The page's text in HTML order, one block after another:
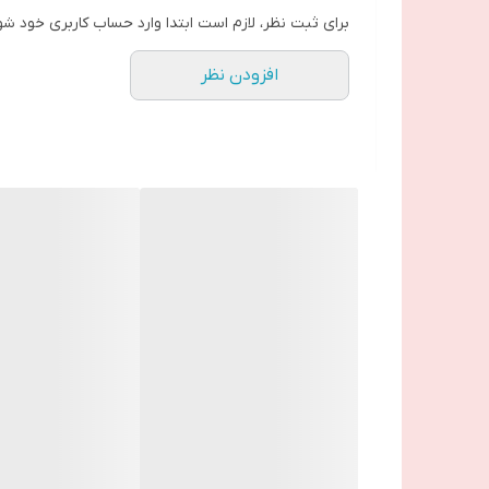
برای ثبت نظر، لازم است ابتدا وارد حساب کاربری خود
افزودن نظر